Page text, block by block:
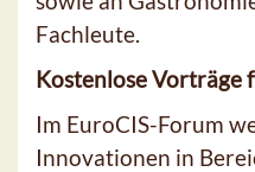
Fachleute.
Kostenlose Vorträge
Im EuroCIS-Forum
Innovationen in